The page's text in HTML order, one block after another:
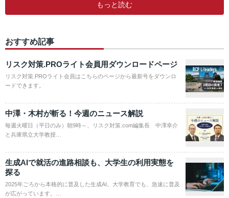
もっと読む
おすすめ記事
リスク対策.PROライト会員用ダウンロードページ
リスク対策.PROライト会員はこちらのページから最新号をダウンロ
ードできます。
中澤・木村が斬る！今週のニュース解説
毎週火曜日（平日のみ）朝9時～、リスク対策.com編集長 中澤幸介
と兵庫県立大学教授…
生成AIで就活の進路相談も、大学生の利用実態を
探る
2025年ごろから本格的に普及した生成AI。大学教育でも、急速に普及
が広がっています。…